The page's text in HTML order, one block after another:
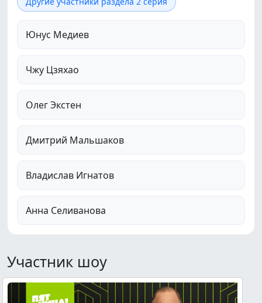
Юнус Медиев
Чжу Цзяхао
Олег Экстен
Дмитрий Мальшаков
Владислав Игнатов
Анна Селиванова
Участник шоу